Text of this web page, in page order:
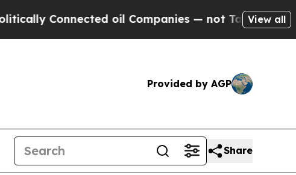
oil Companies — not Taxpayers — the
View all
Provided by AGP
Share